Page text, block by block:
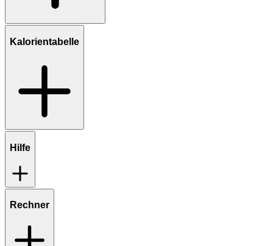
Kalorientabelle
Hilfe
Rechner